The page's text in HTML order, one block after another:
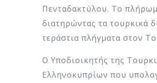
Πενταδακτύλου. Το
διατηρώντας τα τουρκικά
τεράστια πλήγματα στον
Ο Υποδιοικητής της
Ελληνοκυπρίων που